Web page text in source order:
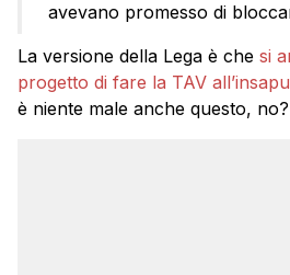
avevano promesso di
La versione della Lega è che si
progetto di fare la TAV
è niente male anche questo, no?